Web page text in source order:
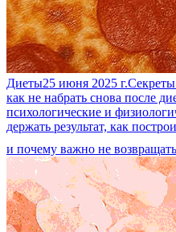
Диеты25 июня 2025 г.Секреты
как не набрать снова после
психологические и
держать результат, как
и почему важно не